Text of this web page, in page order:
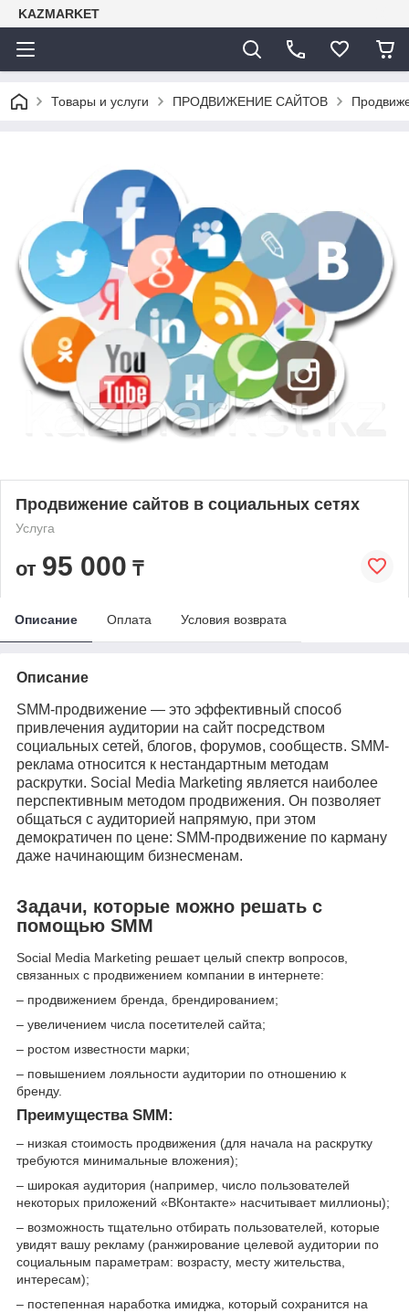
KAZMARKET
Товары и услуги ПРОДВИЖЕНИЕ САЙТОВ
Продвижение сайтов в социальных сетях
Услуга
от 95 000 ₸
Описание Оплата Условия возврата
Описание
SMM-продвижение — это эффективный способ
привлечения аудитории на сайт посредством
социальных сетей, блогов, форумов, сообществ. SMM-
реклама относится к нестандартным методам
раскрутки. Social Media Marketing является наиболее
перспективным методом продвижения. Он позволяет
общаться с аудиторией напрямую, при этом
демократичен по цене: SMM-продвижение по карману
даже начинающим бизнесменам.
Задачи, которые можно решать с
помощью SMM
Social Media Marketing решает целый спектр вопросов,
связанных с продвижением компании в интернете:
– продвижением бренда, брендированием;
– увеличением числа посетителей сайта;
– ростом известности марки;
– повышением лояльности аудитории по отношению к
бренду.
Преимущества SMM:
– низкая стоимость продвижения (для начала на раскрутку
требуются минимальные вложения);
– широкая аудитория (например, число пользователей
некоторых приложений «ВКонтакте» насчитывает миллионы);
– возможность тщательно отбирать пользователей, которые
увидят вашу рекламу (ранжирование целевой аудитории по
социальным параметрам: возрасту, месту жительства,
интересам);
– постепенная наработка имиджа, который сохранится на